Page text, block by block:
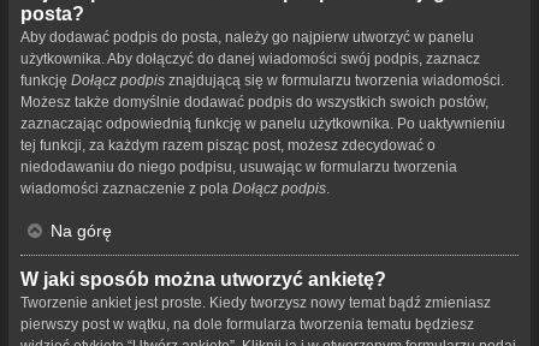
posta?
Aby dodawać podpis do posta, należy go najpierw utworzyć w panelu
użytkownika. Aby dołączyć do danej wiadomości swój podpis, zaznacz
funkcję Dołącz podpis znajdującą się w formularzu tworzenia wiadomości.
Możesz także domyślnie dodawać podpis do wszystkich swoich postów,
zaznaczając odpowiednią funkcję w panelu użytkownika. Po uaktywnieniu
tej funkcji, za każdym razem pisząc post, możesz zdecydować o
niedodawaniu do niego podpisu, usuwając w formularzu tworzenia
wiadomości zaznaczenie z pola Dołącz podpis
Na górę
W jaki sposób można utworzyć ankietę?
Tworzenie ankiet jest proste. Kiedy tworzysz nowy temat bądź zmieniasz
pierwszy post w wątku, na dole formularza tworzenia tematu będziesz